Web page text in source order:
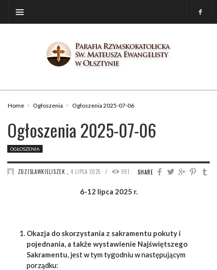
Home Ogłoszenia Ogłoszenia 2025-07-06
Ogłoszenia 2025-07-06
OGŁOSZENIA
SHARE
ZDZISLAWKIELISZEK 4 LIPCA 2025 / 991
6-12 lipca 2025 r.
Okazja do skorzystania z sakramentu pokuty i
pojednania, a także wystawienie Najświętszego
Sakramentu, jest w tym tygodniu w następującym
porządku: